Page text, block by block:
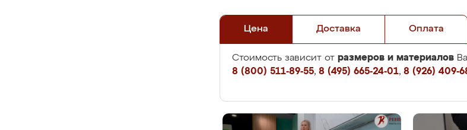
Цена Доставка Оплата
Стоимость зависит от размеров и материалов
8 (800) 511-89-55, 8 (495) 665-24-01, 8 (926) 409-